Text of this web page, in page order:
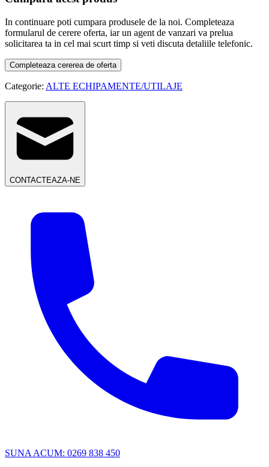
In continuare poti cumpara produsele de la noi. Completeaza
formularul de cerere oferta, iar un agent de vanzari va prelua
solicitarea ta in cel mai scurt timp si veti discuta detaliile telefonic.
Completeaza cererea de oferta
Categorie: ALTE ECHIPAMENTE/UTILAJE
CONTACTEAZA-NE
SUNA ACUM: 0269 838 450